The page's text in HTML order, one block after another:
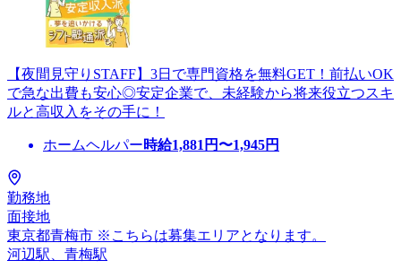
【夜間見守りSTAFF】3日で専門資格を無料GET！前払いOK
で急な出費も安心◎安定企業で、未経験から将来役立つスキ
ルと高収入をその手に！
ホームヘルパー時給1,881 円〜1,945円
勤務地
面接地
東京都青梅市 ※こちらは募集エリアとなります。
河辺駅、青梅駅